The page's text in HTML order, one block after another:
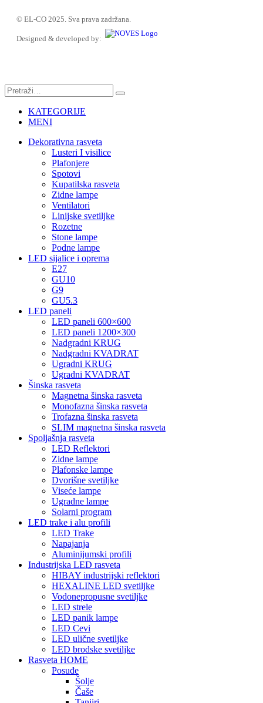
© EL-CO 2025. Sva prava zadržana.
Designed & developed by:
KATEGORIJE
MENI
Dekorativna rasveta
Lusteri I visilice
Plafonjere
Spotovi
Kupatilska rasveta
Zidne lampe
Ventilatori
Linijske svetiljke
Rozetne
Stone lampe
Podne lampe
LED sijalice i oprema
E27
GU10
G9
GU5.3
LED paneli
LED paneli 600×600
LED paneli 1200×300
Nadgradni KRUG
Nadgradni KVADRAT
Ugradni KRUG
Ugradni KVADRAT
Šinska rasveta
Magnetna šinska rasveta
Monofazna šinska rasveta
Trofazna šinska rasveta
SLIM magnetna šinska rasveta
Spoljašnja rasveta
LED Reflektori
Zidne lampe
Plafonske lampe
Dvorišne svetiljke
Viseće lampe
Ugradne lampe
Solarni program
LED trake i alu profili
LED Trake
Napajanja
Aluminijumski profili
Industrijska LED rasveta
HIBAY industrijski reflektori
HEXALINE LED svetiljke
Vodonepropusne svetiljke
LED strele
LED panik lampe
LED Cevi
LED ulične svetiljke
LED brodske svetiljke
Rasveta HOME
Posuđe
Šolje
Čaše